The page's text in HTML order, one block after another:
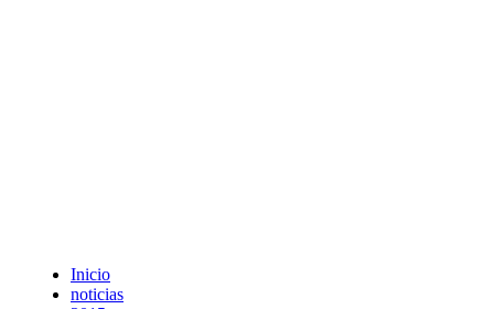
Inicio
noticias